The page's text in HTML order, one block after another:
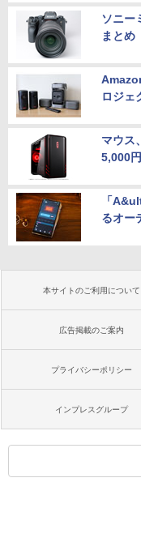
ソニー
まとめ
ロジェ
マウス
5,000
「
るオー
本サイトのご利用について
広告掲載のご案内
プライバシーポリシー
インプレスグループ